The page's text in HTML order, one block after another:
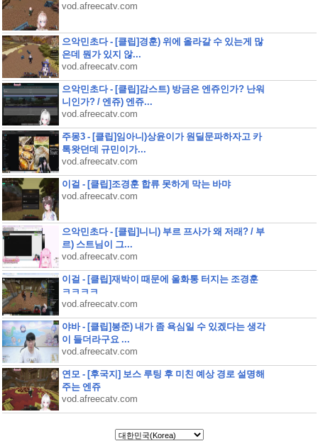
vod.afreecatv.com
으악민초다 - [클립]경훈) 위에 올라갈 수 있는게 많
은데 뭔가 있지 않...
vod.afreecatv.com
으악민초다 - [클립]감스트) 방금은 엔쥬인가? 난워
니인가? / 엔쥬) 엔쥬...
vod.afreecatv.com
주몽3 - [클립]임아니)상윤이가 원딜문파하자고 카
톡왓던데 규민이가...
vod.afreecatv.com
이걸 - [클립]조경훈 합류 못하게 막는 바먀
vod.afreecatv.com
으악민초다 - [클립]니니) 부르 프사가 왜 저래? / 부
르) 스트님이 그...
vod.afreecatv.com
이걸 - [클립]재박이 때문에 울화통 터지는 조경훈
ㅋㅋㅋㅋ
vod.afreecatv.com
야바 - [클립]봉준) 내가 좀 욕심일 수 있겠다는 생각
이 들더라구요 ...
vod.afreecatv.com
연모 - [후국지] 보스 루팅 후 미친 예상 경로 설명해
주는 엔쥬
vod.afreecatv.com